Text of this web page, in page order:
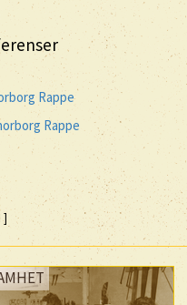
Rappe
Rappe
]